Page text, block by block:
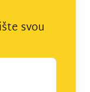
svou